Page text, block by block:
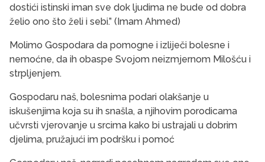
dostići istinski iman sve dok ljudima ne bude od dobra
želio ono što želi i sebi.” (Imam Ahmed)
Molimo Gospodara da pomogne i izliječi bolesne i
nemoćne, da ih obaspe Svojom neizmjernom Milošću i
strpljenjem.
Gospodaru naš, bolesnima podari olakšanje u
iskušenjima koja su ih snašla, a njihovim porodicama
učvrsti vjerovanje u srcima kako bi ustrajali u dobrim
djelima, pružajući im podršku i pomoć